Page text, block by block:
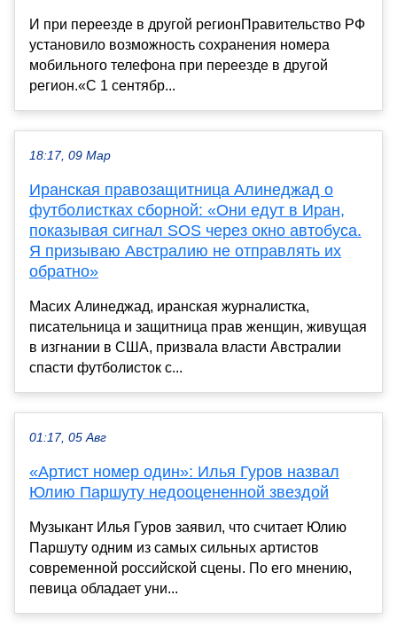
И при переезде в другой регионПравительство РФ
установило возможность сохранения номера
мобильного телефона при переезде в другой
регион.«С 1 сентябр...
18:17, 09 Мар
Иранская правозащитница Алинеджад о
футболистках сборной: «Они едут в Иран,
показывая сигнал SOS через окно автобуса.
Я призываю Австралию не отправлять их
обратно»
Масих Алинеджад, иранская журналистка,
писательница и защитница прав женщин, живущая
в изгнании в США, призвала власти Австралии
спасти футболисток с...
01:17, 05 Авг
«Артист номер один»: Илья Гуров назвал
Юлию Паршуту недооцененной звездой
Музыкант Илья Гуров заявил, что считает Юлию
Паршуту одним из самых сильных артистов
современной российской сцены. По его мнению,
певица обладает уни...